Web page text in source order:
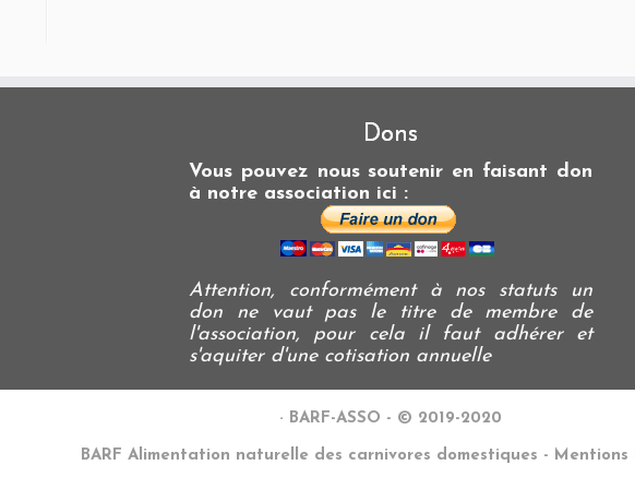
Dons
Vous pouvez nous soutenir en faisant don
à notre association ici :
Attention, conformément à nos statuts un
don ne vaut pas le titre de membre de
l'association, pour cela il faut adhérer et
s'aquiter d'une cotisation annuelle
· BARF-ASSO - © 2019-2020
BARF Alimentation naturelle des carnivores domestiques - Mentions